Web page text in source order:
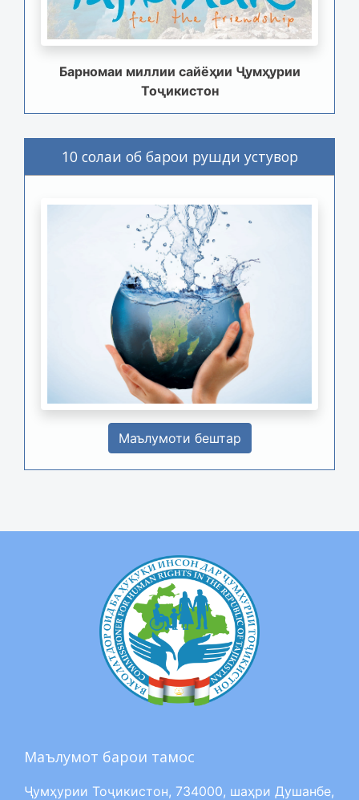
Барномаи миллии сайёҳии Ҷумҳурии
Тоҷикистон
10 солаи об барои рушди устувор
Маълумоти бештар
Маълумот барои тамос
Ҷумҳурии Тоҷикистон, 734000, шаҳри Душанбе,